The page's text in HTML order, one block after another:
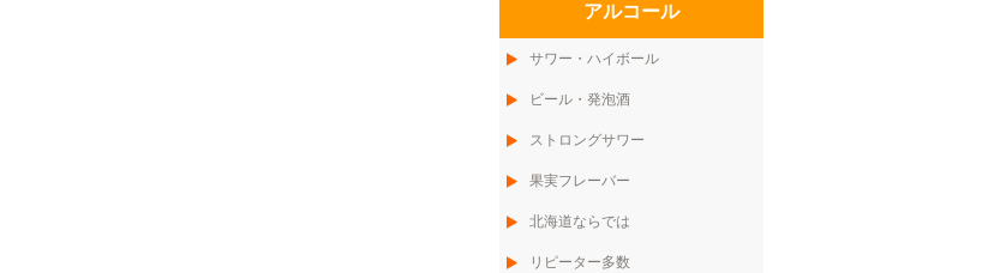
アルコール
サワー・ハイボール
ビール・発泡酒
ストロングサワー
果実フレーバー
北海道ならでは
リピーター多数